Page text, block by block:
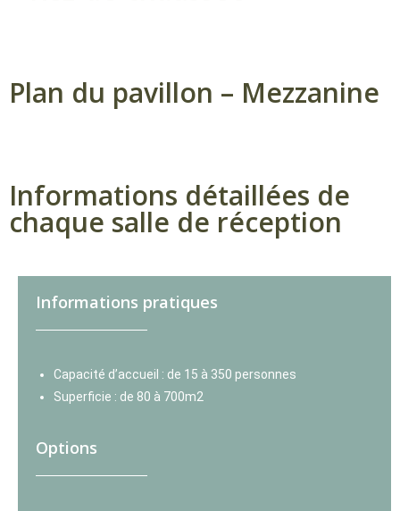
Plan du pavillon – Mezzanine
Informations détaillées de
chaque salle de réception
Informations pratiques
Capacité d’accueil : de 15 à 350 personnes
Superficie : de 80 à 700m2
Options